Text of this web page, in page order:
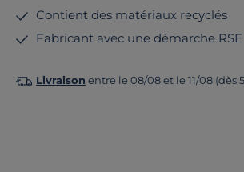
Contient des matériaux recyclés
Fabricant avec une démarche RSE
Livraison entre le 08/08 et le 11/08 (dès